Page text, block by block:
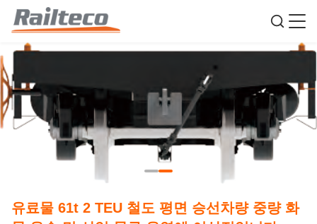
유료물 61t 2 TEU 철도 평면 승선차량 중량 화